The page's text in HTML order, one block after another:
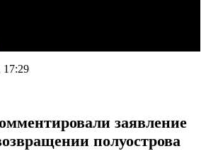
17:29
заявление
полуострова